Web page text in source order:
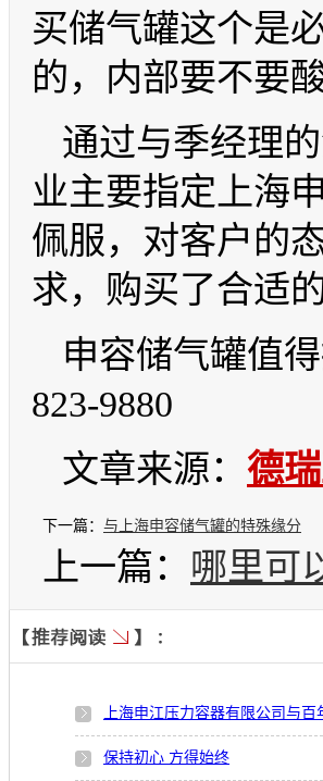
买储气罐这个是
的，内部要不要
通过与季经理
业主要指定上海
佩服，对客户的
求，购买了合适
申容储气罐值
823-9880
文章来源： 德
下一篇： 与上海申容储气罐的特殊缘分
上一篇： 哪里可
上海申江压力容器有限公司与
保持初心 方得始终